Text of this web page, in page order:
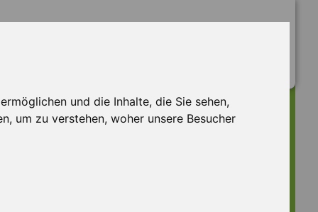
und die Inhalte, die Sie sehen,
um zu verstehen, woher unsere Besucher